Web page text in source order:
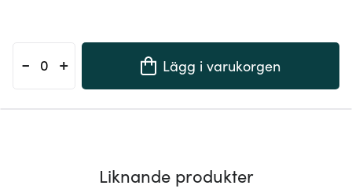
- + Lägg i varukorgen
Liknande produkter